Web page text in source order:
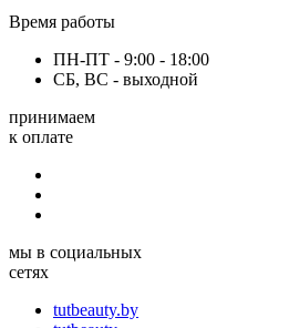
Время работы
ПН-ПТ - 9:00 - 18:00
СБ, ВС - выходной
принимаем
к оплате
мы в социальных
сетях
tutbeauty.by